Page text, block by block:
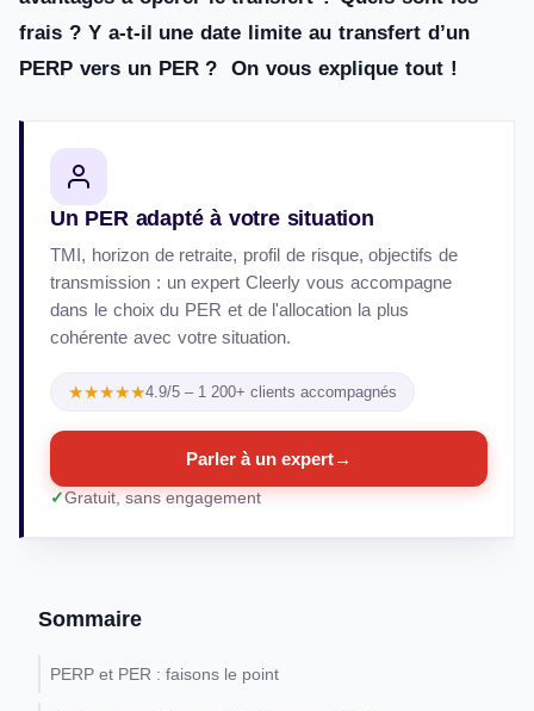
frais ? Y a-t-il une date limite au transfert d’un
PERP vers un PER ? On vous explique tout !
Un PER adapté à votre situation
TMI, horizon de retraite, profil de risque, objectifs de
transmission : un expert Cleerly vous accompagne
dans le choix du PER et de l'allocation la plus
cohérente avec votre situation.
★★★★★4.9/5 – 1 200+ clients accompagnés
Parler à un expert→
Gratuit, sans engagement
Sommaire
PERP et PER : faisons le point